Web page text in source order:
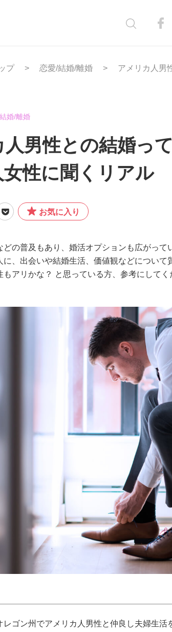
プ 恋愛/結婚/離婚 アメリカ人男
婚/離婚
人男性との結婚っ
性に聞くリアル
お気に入り
どの普及もあり、婚活オプションも広がっ
に、出会いや結婚生活、価値観などについ
アリかな？ と思っている方、参考にしてく
レゴン州でアメリカ人男性と仲良し夫婦生